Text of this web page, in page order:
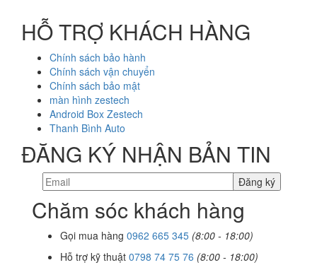
HỖ TRỢ KHÁCH HÀNG
Chính sách bảo hành
Chính sách vận chuyển
Chính sách bảo mật
màn hình zestech
Android Box Zestech
Thanh Bình Auto
ĐĂNG KÝ NHẬN BẢN TIN
Chăm sóc khách hàng
Gọi mua hàng 0962 665 345 (8:00 - 18:00)
Hỗ trợ kỹ thuật 0798 74 75 76 (8:00 - 18:00)